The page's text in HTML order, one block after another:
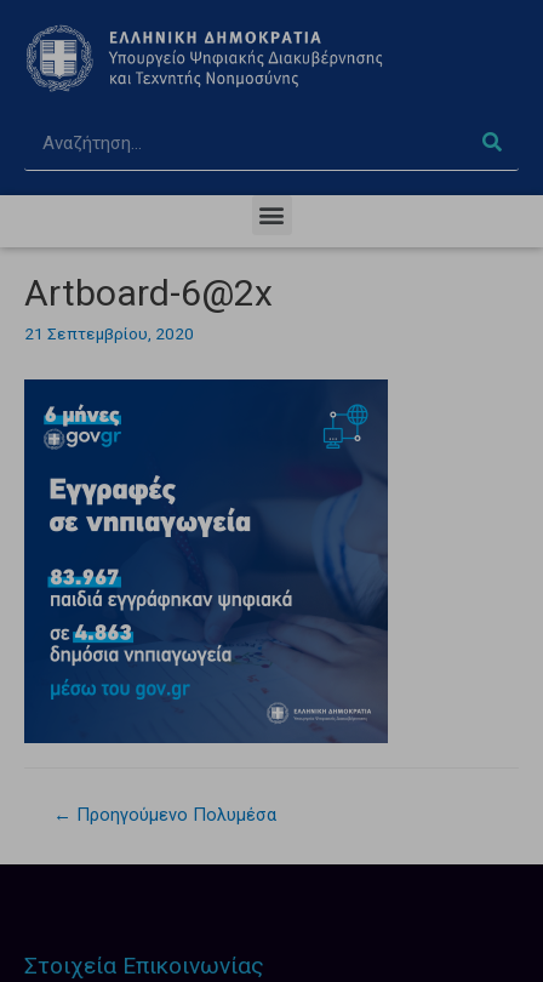
Artboard-6@2x
21 Σεπτεμβρίου, 2020
← Προηγούμενο Πολυμέσα
Στοιχεία Επικοινωνίας